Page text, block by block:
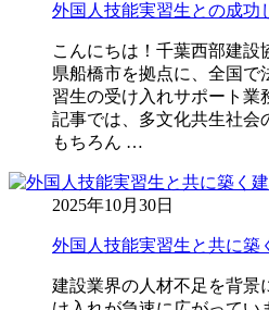
外国人技能実習生との成功
こんにちは！千葉西部建
県船橋市を拠点に、全国で
習生の受け入れサポート業
記事では、多文化共生社会
もちろん …
2025年10月30日
外国人技能実習生と共に築
建設業界の人材不足を背景